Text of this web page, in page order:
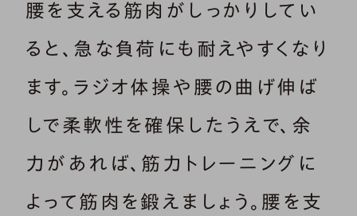
腰を支える筋肉がしっかりしてい
ると、急な負荷にも耐えやすくなり
ます。ラジオ体操や腰の曲げ伸ば
しで柔軟性を確保したうえで、余
力があれば、筋力トレーニングに
よって筋肉を鍛えましょう。腰を支